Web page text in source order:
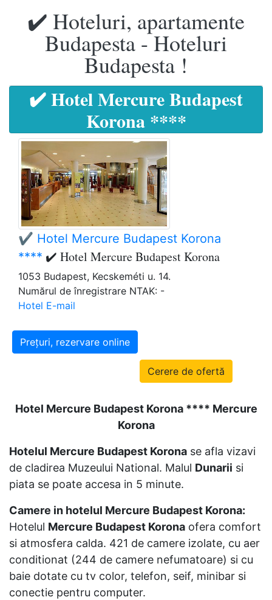
✔️ Hoteluri, apartamente
Budapesta - Hoteluri
Budapesta !
✔️ Hotel Mercure Budapest
Korona ****
✔️ Hotel Mercure Budapest Korona
**** ✔️ Hotel Mercure Budapest Korona
1053 Budapest, Kecskeméti u. 14.
Numărul de înregistrare NTAK: -
Hotel E-mail
Prețuri, rezervare online
Cerere de ofertă
Hotel Mercure Budapest Korona **** Mercure
Korona
Hotelul Mercure Budapest Korona se afla vizavi
de cladirea Muzeului National. Malul Dunarii si
piata se poate accesa in 5 minute.
Camere in hotelul Mercure Budapest Korona:
Hotelul Mercure Budapest Korona ofera comfort
si atmosfera calda. 421 de camere izolate, cu aer
conditionat (244 de camere nefumatoare) si cu
baie dotate cu tv color, telefon, seif, minibar si
conectie pentru computer.